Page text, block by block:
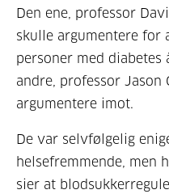
Den ene, professor
skulle argumentere for
personer med diabetes
andre, professor
argumentere imot.
De var selvfølgelig
helsefremmende, men
sier at